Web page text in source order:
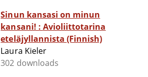
Sinun kansasi on minun
kansani! : Avioliittotarina
eteläjyllannista (Finnish)
Laura Kieler
302 downloads